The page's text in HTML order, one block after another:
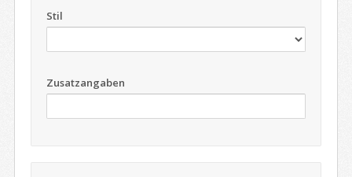
Stil
Zusatzangaben